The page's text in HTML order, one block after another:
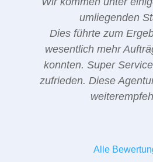
umliegenden
Dies führte zum
wesentlich mehr
konnten. Super
zufrieden. Diese
Alle